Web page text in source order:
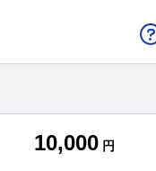
10,000 円